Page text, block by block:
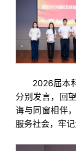
2026届本
分别发言，回
诲与同窗相伴
服务社会，牢